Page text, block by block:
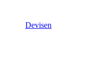
Devisen